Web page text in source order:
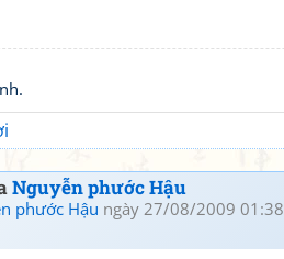
Nguyễn phước Hậu
phước Hậu ngày 27/08/2009 01:38